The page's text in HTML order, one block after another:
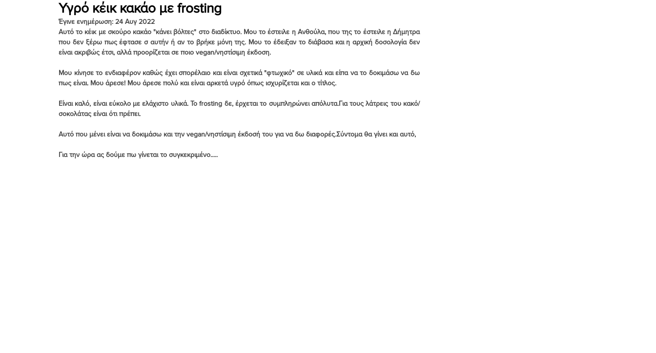
Κουλούρια-Μπισκότα Λιβανέζικες Συνταγές Μαροκινές Συνταγές
Συνταγές για Μείγμα Κέικ Βανίλιας Συνταγές για Μπάρες Δημητριακών
Νηστίσιμες - Vegan Οδηγίες Συμβουλές Παγωτά - Σεμιφρέντο
Υγρό κέικ κακάο με frosting
Έγινε ενημέρωση: 24 Αυγ 2022
Αυτό το κέικ με σκούρο κακάο "κάνει βόλτες" στο διαδίκτυο. Μου το έστειλε η Ανθούλα, που της το έστειλε η Δήμητρα
που δεν ξέρω πως έφτασε σ αυτήν ή αν το βρήκε μόνη της. Μου το έδειξαν το διάβασα και η αρχική δοσολογία δεν
είναι ακριβώς έτσι, αλλά προορίζεται σε ποιο vegan/νηστίσιμη έκδοση.
Μου κίνησε το ενδιαφέρον καθώς έχει σπορέλαιο και είναι σχετικά "φτωχικό" σε υλικά και είπα να το δοκιμάσω να δω
πως είναι. Μου άρεσε! Μου άρεσε πολύ και είναι αρκετά υγρό όπως ισχυρίζεται και ο τίτλος.
Είναι καλό, είναι εύκολο με ελάχιστο υλικά. Το frosting δε, έρχεται το συμπληρώνει απόλυτα.Για τους λάτρεις του κακό/
σοκολάτας είναι ότι πρέπει.
Αυτό που μένει είναι να δοκιμάσω και την vegan/νηστίσιμη έκδοσή του για να δω διαφορές.Σύντομα θα γίνει και αυτό,
Για την ώρα ας δούμε πω γίνεται το συγκεκριμένο.....